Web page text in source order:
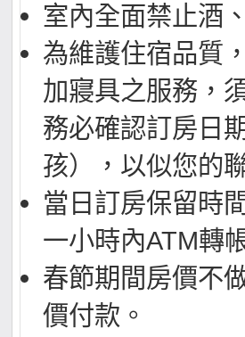
室內全面禁止酒
為維護住宿品質
加寢具之服務，
務必確認訂房日
孩），以似您的
當日訂房保留時
一小時內ATM轉
春節期間房價不
價付款。